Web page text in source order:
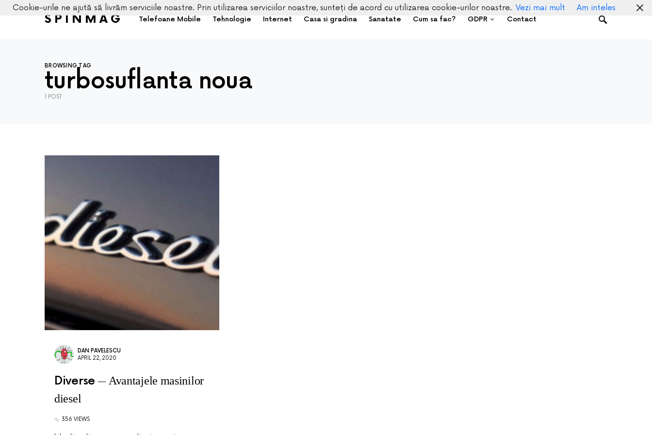
SPINMAG Telefoane Mobile Tehnologie Internet Casa si gradina Sanatate Cum sa fac? GDPR Contact
BROWSING TAG
turbosuflanta noua
1 POST
DAN PAVELESCU
APRIL 22, 2020
Diverse
Avantajele masinilor
diesel
356 VIEWS
Cookie-urile ne ajută să livrăm serviciile noastre. Prin utilizarea serviciilor noastre, sunteți de acord cu utilizarea cookie-urilor noastre. Vezi mai mult Am inteles